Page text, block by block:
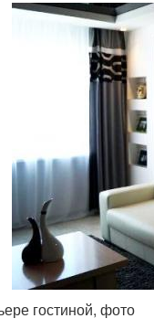
гостиной, фото